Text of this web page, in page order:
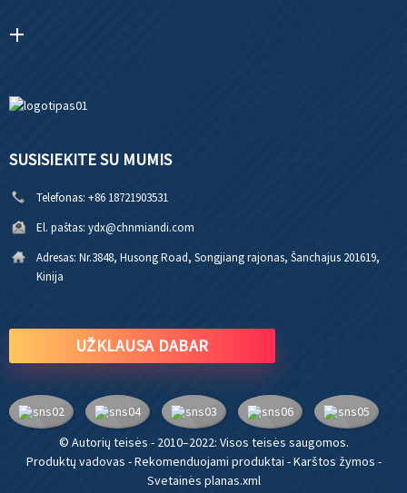
SUSISIEKITE SU MUMIS
Telefonas: +86 18721903531
El. paštas: ydx@chnmiandi.com
Adresas: Nr.3848, Husong Road, Songjiang rajonas, Šanchajus 201619,
Kinija
UŽKLAUSA DABAR
© Autorių teisės - 2010–2022: Visos teisės saugomos.
Produktų vadovas -Rekomenduojami produktai -Karštos žymos -
Svetainės planas.xml